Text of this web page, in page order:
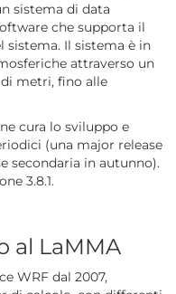
sistema di data
che supporta il
sistema. Il sistema è in
attraverso un
metri, fino alle
cura lo sviluppo e
(una major release
secondaria in autunno).
3.8.1.
al LaMMA
WRF dal 2007,